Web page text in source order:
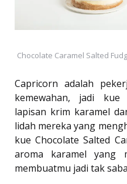
Chocolate Caramel Salted
Capricorn adalah
kemewahan, jadi kue
lapisan krim karamel
lidah mereka yang
kue Chocolate Salted
aroma karamel yang
membuatmu jadi tak